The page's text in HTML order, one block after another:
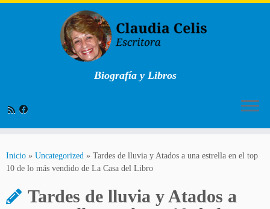
contenido
Biografía y Libros
Inicio » Uncategorized » Tardes de lluvia y Atados a una estrella en el top
10 de lo más vendido de La Casa del Libro
Tardes de lluvia y Atados a